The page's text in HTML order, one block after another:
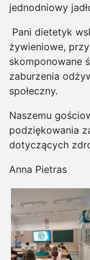
jednodniowy
Pani dietetyk
żywieniowe,
skomponowane
zaburzenia
społeczny.
Naszemu
podziękowania
dotyczących
Anna Pietras